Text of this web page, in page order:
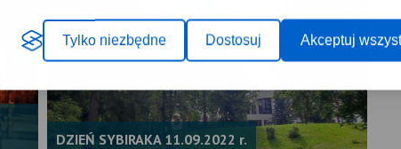
Tylko niezbędne Dostosuj Akceptuj
DZIEŃ SYBIRAKA 11.09.2022 r.